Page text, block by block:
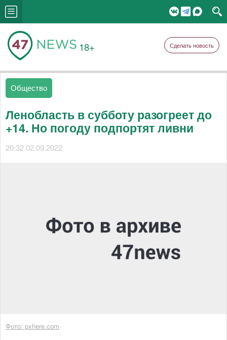
18+ Сделать новость
Общество
Ленобласть в субботу разогреет до
+14. Но погоду подпортят ливни
20:32 02.09.2022
Фото: pxhere.com